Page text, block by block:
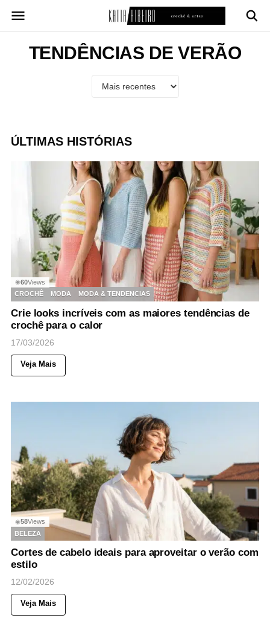
para
conteúdoTENDÊNCIAS DE VERÃO
ÚLTIMAS HISTÓRIAS
◉60Views
CROCHÊ
MODA MODA & TENDENCIAS
Crie looks incríveis com as maiores tendências de
crochê para o calor
17/03/2026
Veja Mais
◉58Views
BELEZA
Cortes de cabelo ideais para aproveitar o verão com
estilo
12/02/2026
Veja Mais